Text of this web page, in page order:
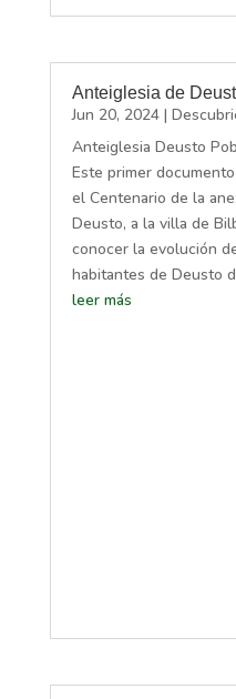
Anteiglesia de
Jun 20, 2024|
Anteiglesia Deusto
Este primer
el Centenario de la
Deusto, a la villa de
conocer la evolución
habitantes de Deusto
leer más